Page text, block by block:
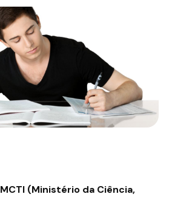
MCTI (Ministério da Ciência,